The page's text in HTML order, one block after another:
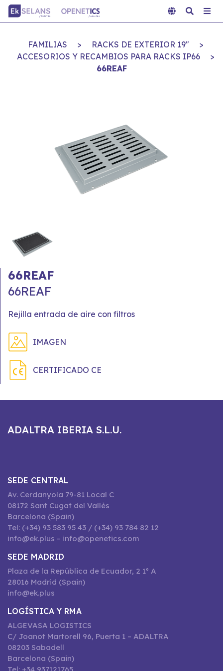
FAMILIAS > RACKS DE EXTERIOR 19"
>
ACCESORIOS Y RECAMBIOS PARA RACKS IP66
>
66REAF
66REAF
66REAF
Rejilla entrada de aire con filtros
IMAGEN
CERTIFICADO CE
ADALTRA IBERIA S.L.U.
SEDE CENTRAL
Av. Cerdanyola 79-81 Local C
08172 Sant Cugat del Vallès
Barcelona (Spain)
Tel: (+34) 93 583 95 43 / (+34) 93 784 82 12
info@ek.plus – info@openetics.com
SEDE MADRID
Plaza de la República de Ecuador, 2 1º A
28016 Madrid (Spain)
info@ek.plus
LOGÍSTICA Y RMA
ALGEVASA LOGISTICS
C/ Joanot Martorell 96, Puerta 1 – ADALTRA
08203 Sabadell
Barcelona (Spain)
Tel: +34 937121765